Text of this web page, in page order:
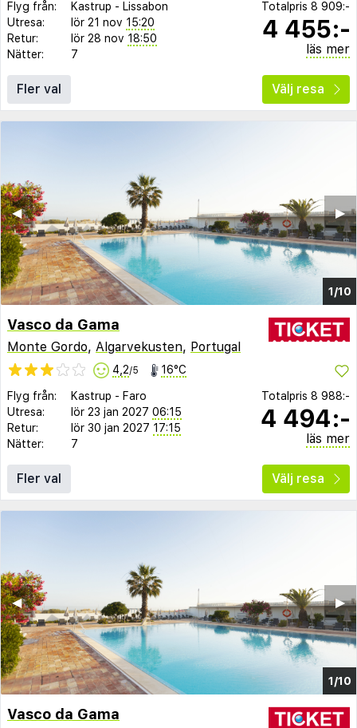
Flyg från: Kastrup - Lissabon
Utresa:
lör 21 nov 15:20
Retur:
lör 28 nov 18:50
Nätter:
7
Totalpris 8 909:-
4 455:-
läs mer
Fler val Välj resa
1/10
▶︎
◀︎
Vasco da Gama
Monte Gordo, Algarvekusten, Portugal
4,2/5 16°C
Flyg från: Kastrup - Faro
Utresa:
lör 23 jan 2027 06:15
Retur:
lör 30 jan 2027 17:15
Nätter:
7
Totalpris 8 988:-
4 494:-
läs mer
Fler val Välj resa
1/10
▶︎
◀︎
Vasco da Gama